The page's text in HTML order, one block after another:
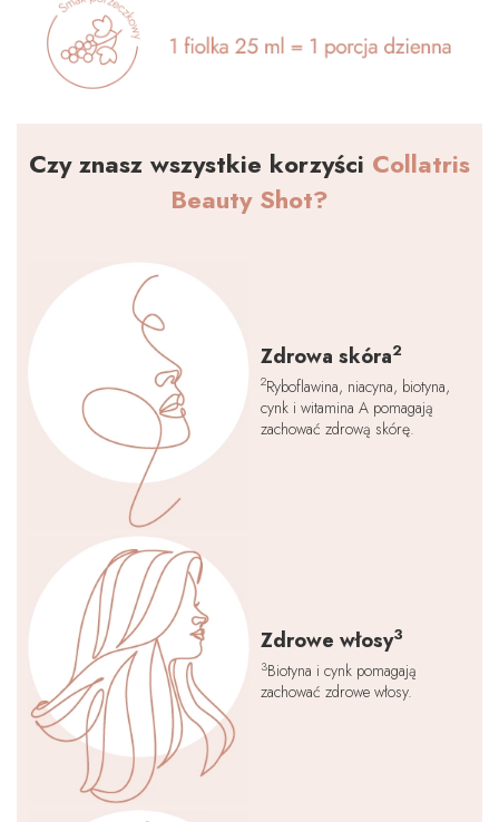
Czy znasz wszystkie korzyści Collatris
Beauty Shot?
Zdrowa skóra2
2Ryboflawina, niacyna, biotyna,
cynk i witamina A pomagają
zachować zdrową skórę.
Zdrowe włosy3
3Biotyna i cynk pomagają
zachować zdrowe włosy.